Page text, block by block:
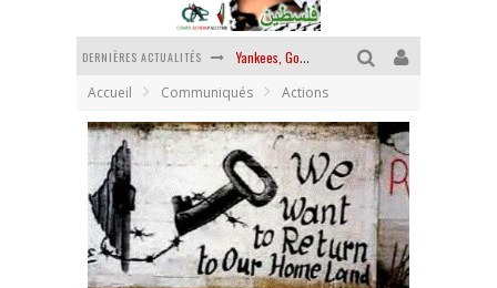
DERNIÈRES ACTUALITÉS Yankees, Go home !
Chantage terroriste
La révolution ou rien
Des accords de paix sans le peuple et contre le peuple
La guerre sioniste, la guerre démographique
La banalité du mal colonial
Accueil Communiqués Actions